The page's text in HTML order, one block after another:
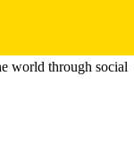
world through social